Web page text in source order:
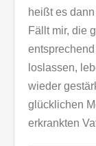
heißt es
Fällt mir, die
loslassen,
wieder
glücklichen
erkrankten